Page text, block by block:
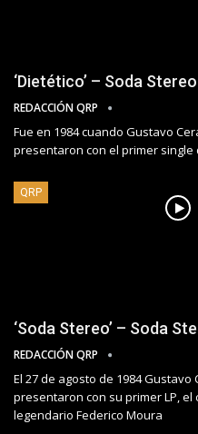
‘Dietético’ – Soda Stereo
REDACCIÓN QRP
Fue en 1984 cuando Gustavo
presentaron con el primer
QRP
‘Soda Stereo’ – Soda
REDACCIÓN QRP
El 27 de agosto de 1984
presentaron con su primer LP,
legendario Federico Moura